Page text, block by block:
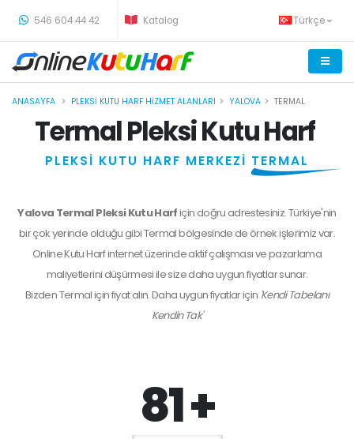
546 604 44 42 Katalog Türkçe
ANASAYFA PLEKSI KUTU HARF HIZMET ALANLARI YALOVA TERMAL
Termal Pleksi Kutu Harf
PLEKSİ KUTU HARF MERKEZİ TERMAL
Yalova Termal Pleksi Kutu Harfiçin doğru adrestesiniz. Türkiye'nin
bir çok yerinde olduğu gibi Termal bölgesinde de örnek işlerimiz var.
Online Kutu Harf internet üzerinde aktif çalışması ve pazarlama
maliyetlerini düşürmesi ile size daha uygun fiyatlar sunar.
BizdenTermaliçin fiyat alın. Daha uygun fiyatlar için 'Kendi Tabelanı
Kendin Tak'
81 +